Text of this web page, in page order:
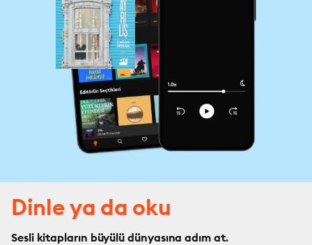
Dinle ya da oku
Sesli kitapların büyülü dünyasına adım at.